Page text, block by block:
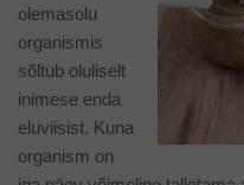
olemasolu
organismis
sõltub oluliselt
inimese enda
eluviisist. Kuna
organism on